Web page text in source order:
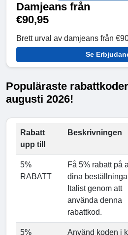
Damjeans från
€90,95
Brett urval av damjeans från
Se
Populäraste
augusti 2026!
Rabatt
upp till
Beskrivningen
5%
RABATT
Få 5% rabatt på
dina
Italist genom att
använda denna
rabattkod.
5%
Använd koden i